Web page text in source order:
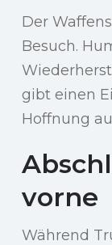
Der
Besuch.
gibt einen
Hoffnung
vorne
Während